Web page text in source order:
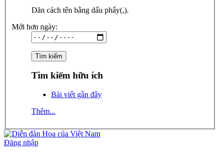
Dãn cách tên bằng dấu phẩy(,).
Mới hơn ngày:
Tìm kiếm hữu ích
Bài viết gần đây
Thêm...
Đăng nhập